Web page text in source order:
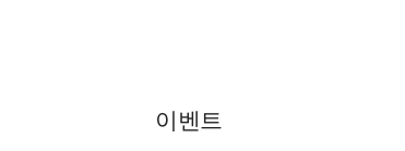
이벤트